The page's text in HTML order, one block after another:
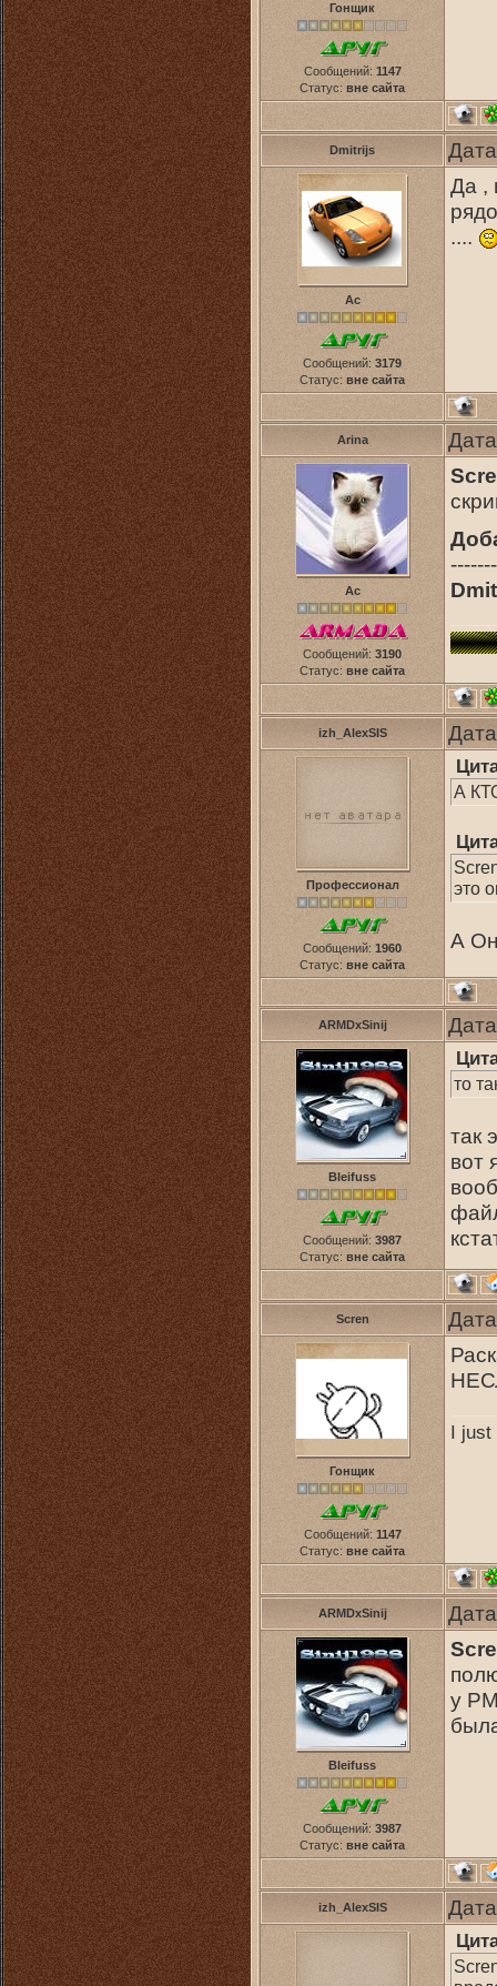
Гонщик
Сообщений: 1147
Статус: вне сайта
Dmitrijs
Ас
Сообщений: 3179
Статус: вне сайта
Да ,
....
Arina
Ас
Сообщений: 3190
Статус: вне сайта
izh_AlexSIS
Профессионал
Сообщений: 1960
Статус: вне сайта
А
это
А Он
ARMDxSinij
Bleifuss
Сообщений: 3987
Статус: вне сайта
то
так
вот
Scren
Гонщик
Сообщений: 1147
Статус: вне сайта
I
ARMDxSinij
Bleifuss
Сообщений: 3987
Статус: вне сайта
у
izh_AlexSIS